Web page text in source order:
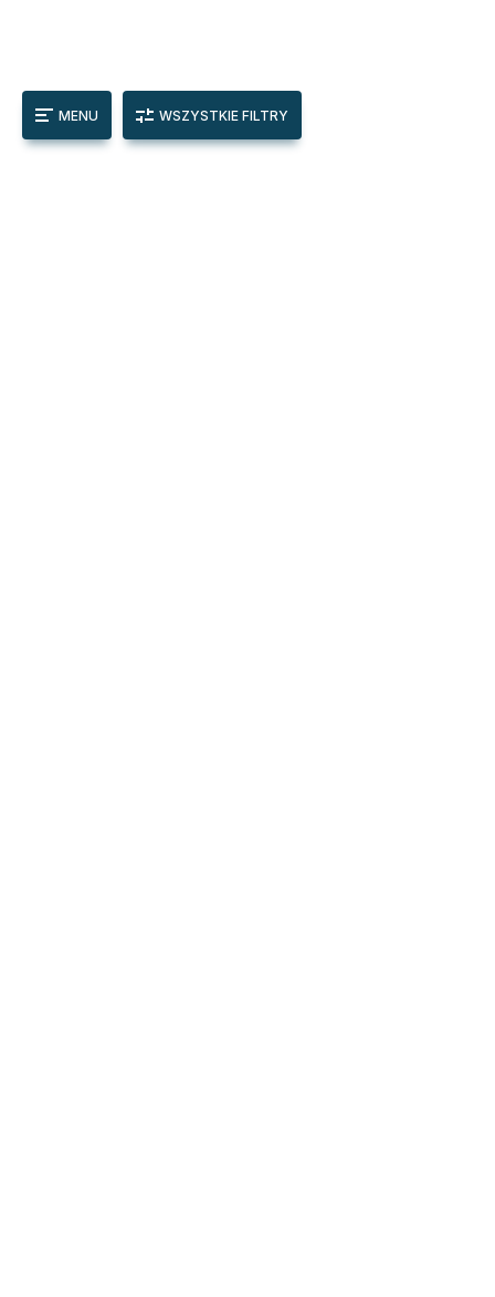
MENU WSZYSTKIE FILTRY